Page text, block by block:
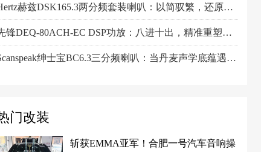
门改装
斩获EMMA亚军！合肥一号汽车音响操